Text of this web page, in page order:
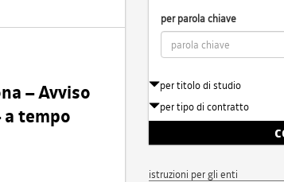
– Avviso
a tempo
per parola chiave
per titolo di studio
per tipo di contratto
istruzioni per gli enti